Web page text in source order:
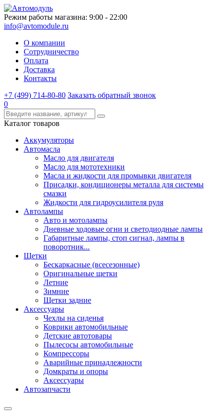
Режим работы магазина: 9:00 - 22:00
info@avtomodule.ru
О компании
Сотрудничество
Оплата
Доставка
Контакты
+7 (499) 714-80-80 Заказать обратный звонок
0
Каталог товаров
Аккумуляторы
Автомасла
Масло для двигателя
Масло для мототехники
Масла и жидкости для промывки двигателя
Присадки, кондиционеры металла для системы
смазки
Жидкости для гидроусилителя руля
Автолампы
Авто и мотолампы
Дневные ходовые огни и светодиодные лампы
Габаритные лампы, стоп сигнал, лампы в
поворотник...
Щетки
Бескаркасные (всесезонные)
Оригинальные щетки
Летние
Зимние
Щетки задние
Аксессуары
Чехлы на сиденья
Коврики автомобильные
Детские автотовары
Пылесосы автомобильные
Компрессоры
Аварийные принадлежности
Домкраты и опоры
Аксессуары
Автозапчасти